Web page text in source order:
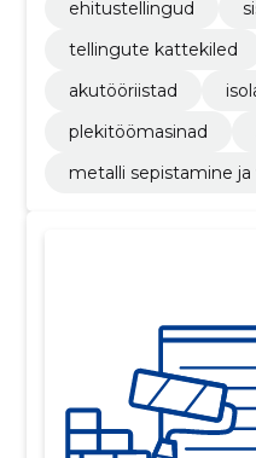
ehitustellingud
tellingute kattekiled
akutööriistad
plekitöömasinad
metalli sepistamine